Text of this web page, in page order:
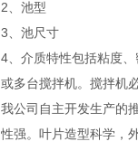
2、池型
3、池尺寸
4、介质特性包括粘度
或多台搅拌机。搅拌机
我公司自主开发生产的
性强。叶片造型科学，